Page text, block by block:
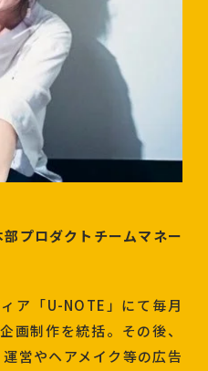
プロダクトチームマネー
ア「U-NOTE」にて毎月
画制作を統括。その後、
営やヘアメイク等の広告